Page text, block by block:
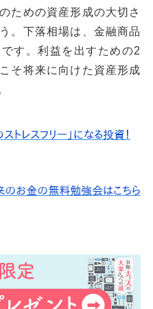
ための資産形成の大切さ
。下落相場は、金融商品
す。利益を出すための2
そ将来に向けた資産形成